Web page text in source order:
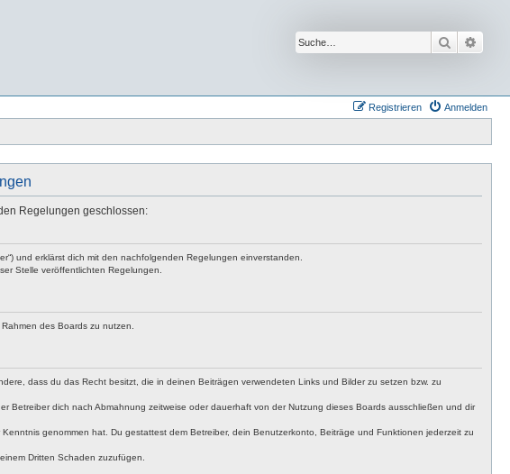
Suche
Anmelden
Registrieren
Regelungen geschlossen:
und erklärst dich mit den nachfolgenden Regelungen einverstanden.
Stelle veröffentlichten Regelungen.
des Boards zu nutzen.
dass du das Recht besitzt, die in deinen Beiträgen verwendeten Links und Bilder zu setzen bzw. zu
dich nach Abmahnung zeitweise oder dauerhaft von der Nutzung dieses Boards ausschließen und dir
genommen hat. Du gestattest dem Betreiber, dein Benutzerkonto, Beiträge und Funktionen jederzeit zu
Dritten Schaden zuzufügen.